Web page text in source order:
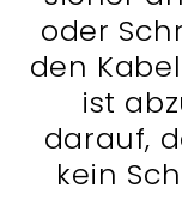
oder
den
ist
darauf,
kein